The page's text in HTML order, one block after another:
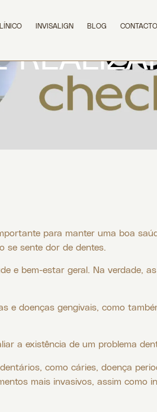
INVISALIGN BLOG
para manter uma boa
se sente dor de dentes.
e bem-estar geral. Na verdade,
e doenças gengivais, como
a existência de um problema
como cáries, doença
mais invasivos, assim como